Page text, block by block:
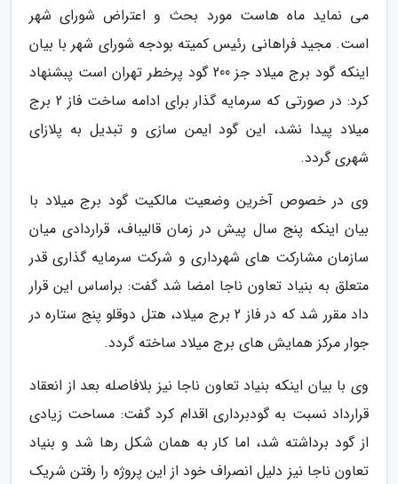
می نماید ماه هاست مورد بحث و اعتراض شورای شهر
است. مجید فراهانی رئیس کمیته بودجه شورای شهر با بیان
اینکه گود برج میلاد جز 200 گود پرخطر تهران است پبشنهاد
کرد: در صورتی که سرمایه گذار برای ادامه ساخت فاز 2 برج
میلاد پیدا نشد، این گود ایمن سازی و تبدیل به پلازای
شهری گردد.
وی در خصوص آخرین وضعیت مالکیت گود برج میلاد با
بیان اینکه پنج سال پیش در زمان قالیباف، قراردادی میان
سازمان مشارکت های شهرداری و شرکت سرمایه گذاری قدر
متعلق به بنیاد تعاون ناجا امضا شد گفت: براساس این قرار
داد مقرر شد که در فاز 2 برج میلاد، هتل دوقلو پنج ستاره در
جوار مرکز همایش های برج میلاد ساخته گردد.
وی با بیان اینکه بنیاد تعاون ناجا نیز بلافاصله بعد از انعقاد
قرارداد نسبت به گودبرداری اقدام کرد گفت: مساحت زیادی
از گود برداشته شد، اما کار به همان شکل رها شد و بنیاد
تعاون ناجا نیز دلیل انصراف خود از این پروژه را رفتن شریک